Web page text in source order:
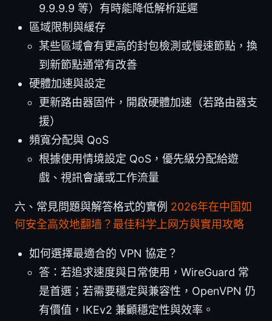
9.9.9.9 等）有時能降低解析延遲
區域限制與緩存
某些區域會有更高的封包檢測或慢速節點，換
到新節點通常有改善
硬體加速與設定
更新路由器固件，開啟硬體加速（若路由器支
援）
頻寬分配與 QoS
根據使用情境設定 QoS，優先級分配給遊
戲、視訊會議或工作流量
六、常見問題與解答格式的實例 2026年在中国如
何安全高效地翻墙？最佳科学上网方與實用攻略
如何選擇最適合的 VPN 協定？
答：若追求速度與日常使用，WireGuard 常
是首選；若需要穩定與兼容性，OpenVPN 仍
有價值，IKEv2 兼顧穩定性與效率。